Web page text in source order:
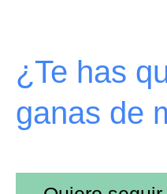
¿Te has
ganas de